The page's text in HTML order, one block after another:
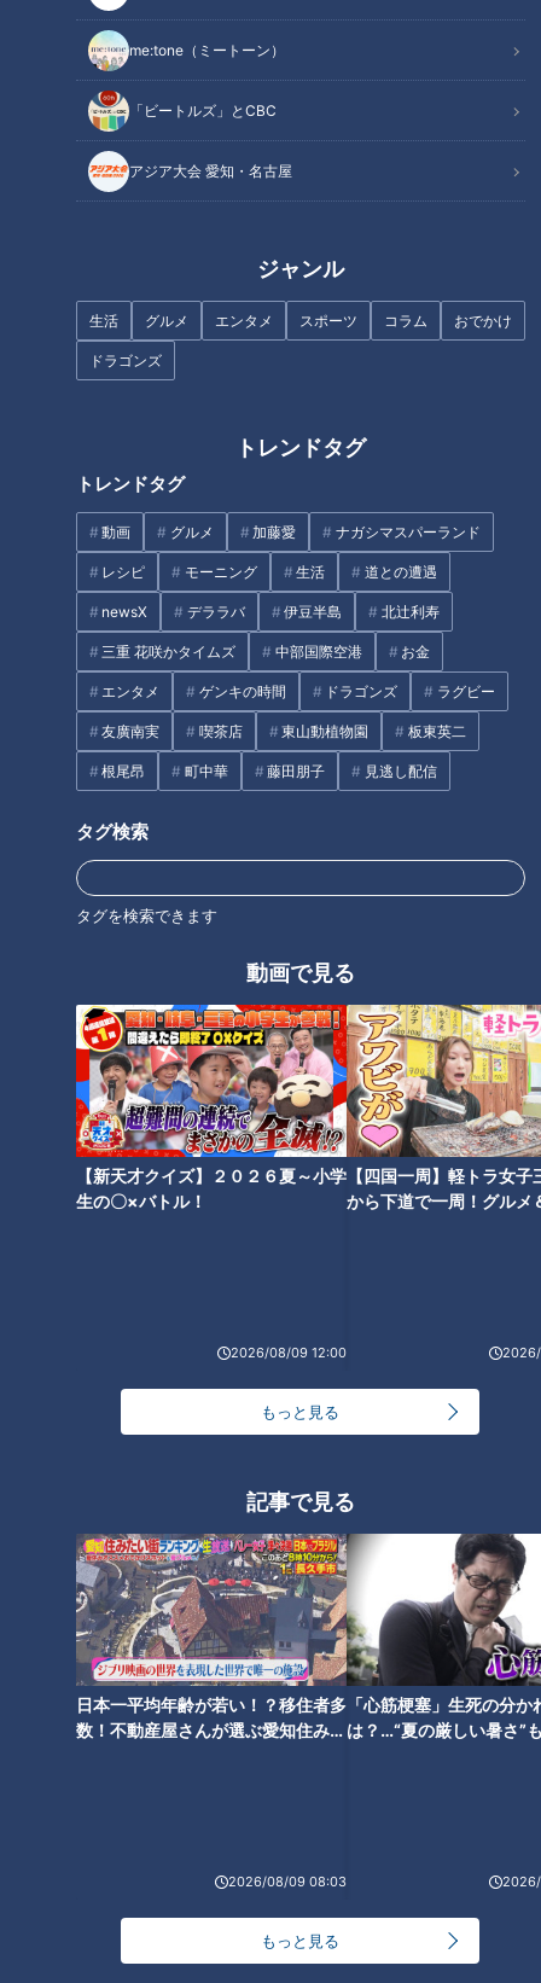
me:tone（ミートーン）
「ビートルズ」とCBC
アジア大会 愛知・名古屋
ジャンル
生活 グルメ エンタメ スポーツ コラム おでかけ
ドラゴンズ
トレンドタグ
トレンドタグ
動画 グルメ 加藤愛 ナガシマスパーランド
レシピ モーニング 生活 道との遭遇
newsX デララバ 伊豆半島 北辻利寿
三重 花咲かタイムズ 中部国際空港 お金
エンタメ ゲンキの時間 ドラゴンズ ラグビー
友廣南実 喫茶店 東山動植物園 板東英二
根尾昂 町中華 藤田朋子 見逃し配信
タグ検索
タグを検索できます
動画で見る
【新天才クイズ】２０２６夏～小学
生の〇×バトル！
2026/08/09 12:00
【四国一周】軽トラ女子
から下道で一周！グルメ
もっと見る
記事で見る
日本一平均年齢が若い！？移住者多
数！不動産屋さんが選ぶ愛知住みた
2026/08/09 08:03
「心筋梗塞」生死の分か
は？…“夏の厳しい暑さ”
もっと見る
屋さんの激戦区。どのお店もレベルが高いけど、お肉がどー
ん！と乗ったラーメンがおススメ」とのこと。ラーメン大好き
副島くん、期待が高まります！
教えて頂いたのは【らーめん Nageyari（なげやり）】。グ
ルメガイドブック「ミシュランガイド岐阜2019」で「ミシュ
ランプレート」を獲得した、岐阜県トップクラスの人気店で
お店に行くと「CLOSE」の看板が。時刻を見ると午後2時15
店内に人の姿があったので、思い切って取材交渉をしてみる
と…OK！ランチタイムが終わった時間だからこそ、取材は大
「特製ラーメン、お待たせしました！熱いのでお気を付けくだ
さい」と店主Sさんが持ってきてくれたのは、噂通り「お肉ど
ョンの副島くん。
これが、「お肉どーん！のラーメン」こと『Nageyari特製ら
ーめん』（1，200円 ／営業縮小中のため不定期で販売）。岐
阜県産の豚肉と奥美濃古地鶏からとった動物性のスープに魚介
出汁を合わせ、国産小麦の中太麺を投入。2時間煮込んだ豚バ
ラ肉と、自家製メンマなどを乗せた一品です。
CBCテレビ『チャント！』なりゆきアフロ
まずはお肉を一口。「うーん！ものすごいトロットロです
ね！！これだけ分厚くて大きいのに、すごいサッパリして
る」。麺も食べると…「うまーい！」と今にも踊りだしそうで
また、このラーメン街道には、いちょう通り沿いと少し中に入
ったところのお店を合わせて20～30店舗くらいのラーメン屋
さんがあるそう。Sさんは「15年前にお店を始めたときは、そ
地元出身の親子が営む居酒屋の「お刺身のデラッ
クス盛り」
CBCテレビ『チャント！』なりゆきアフロ